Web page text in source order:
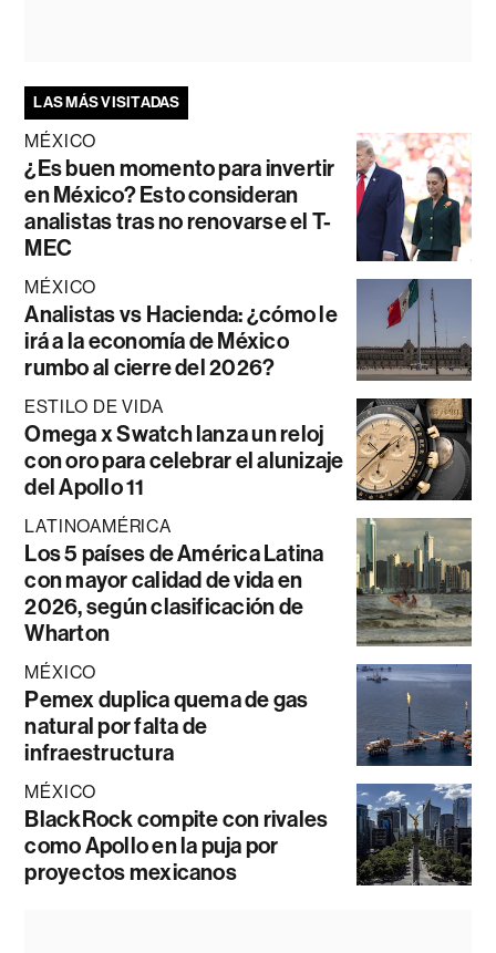
LAS MÁS VISITADAS
MÉXICO
¿Es buen momento para invertir
en México? Esto consideran
analistas tras no renovarse el T-
MEC
MÉXICO
Analistas vs Hacienda: ¿cómo le
irá a la economía de México
rumbo al cierre del 2026?
ESTILO DE VIDA
Omega x Swatch lanza un reloj
con oro para celebrar el alunizaje
del Apollo 11
LATINOAMÉRICA
Los 5 países de América Latina
con mayor calidad de vida en
2026, según clasificación de
Wharton
MÉXICO
Pemex duplica quema de gas
natural por falta de
infraestructura
MÉXICO
BlackRock compite con rivales
como Apollo en la puja por
proyectos mexicanos